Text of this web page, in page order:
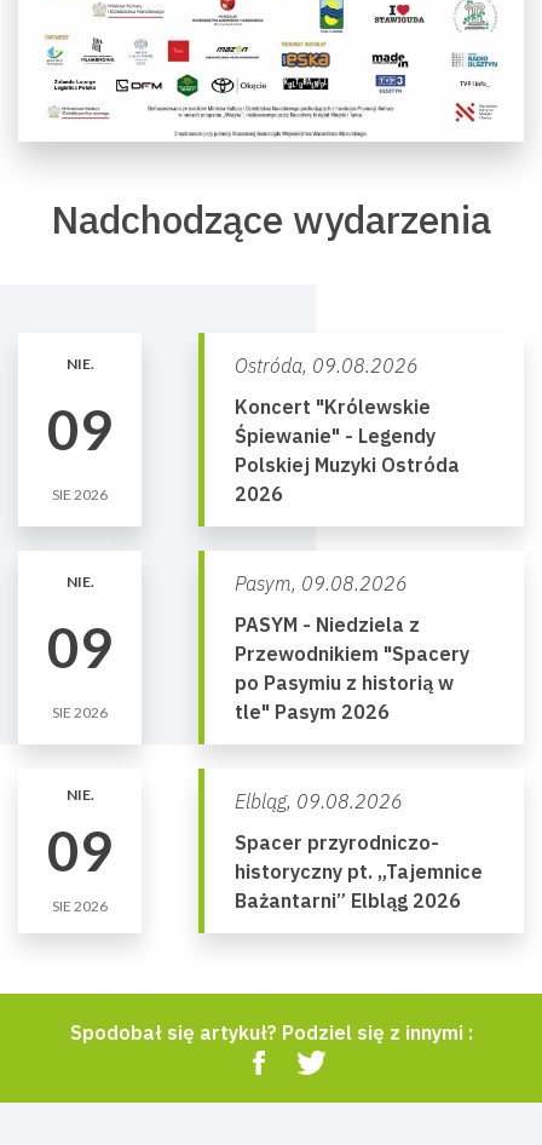
Nadchodzące wydarzenia
NIE.
09
SIE 2026
Ostróda, 09.08.2026
Koncert "Królewskie
Śpiewanie" - Legendy
Polskiej Muzyki Ostróda
2026
NIE.
09
SIE 2026
Pasym, 09.08.2026
PASYM - Niedziela z
Przewodnikiem "Spacery
po Pasymiu z historią w
tle" Pasym 2026
NIE.
09
SIE 2026
Elbląg, 09.08.2026
Spacer przyrodniczo-
historyczny pt. „Tajemnice
Bażantarni” Elbląg 2026
Spodobał się artykuł? Podziel się z innymi :